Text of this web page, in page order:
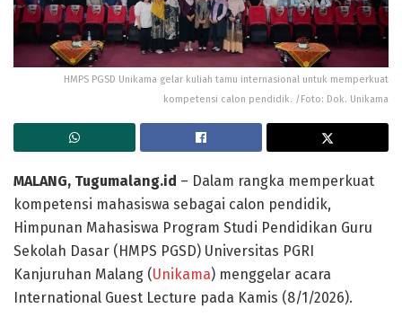
HMPS PGSD Unikama gelar kuliah tamu internasional untuk memperkuat
kompetensi calon pendidik. /Foto: Dok. Unikama
MALANG, Tugumalang.id – Dalam rangka memperkuat
kompetensi mahasiswa sebagai calon pendidik,
Himpunan Mahasiswa Program Studi Pendidikan Guru
Sekolah Dasar (HMPS PGSD) Universitas PGRI
Kanjuruhan Malang (Unikama) menggelar acara
International Guest Lecture pada Kamis (8/1/2026).